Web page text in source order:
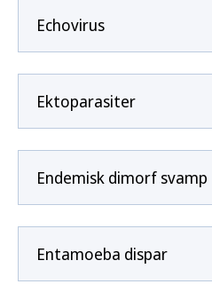
Echovirus
Ektoparasiter
Endemisk dimorf svamp
Entamoeba dispar